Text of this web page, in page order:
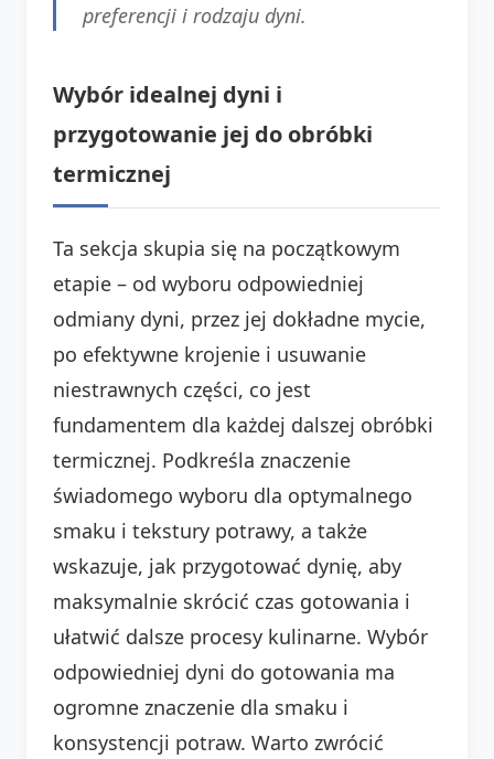
preferencji i rodzaju dyni.
Wybór idealnej dyni i
przygotowanie jej do obróbki
termicznej
Ta sekcja skupia się na początkowym
etapie – od wyboru odpowiedniej
odmiany dyni, przez jej dokładne mycie,
po efektywne krojenie i usuwanie
niestrawnych części, co jest
fundamentem dla każdej dalszej obróbki
termicznej. Podkreśla znaczenie
świadomego wyboru dla optymalnego
smaku i tekstury potrawy, a także
wskazuje, jak przygotować dynię, aby
maksymalnie skrócić czas gotowania i
ułatwić dalsze procesy kulinarne. Wybór
odpowiedniej dyni do gotowania ma
ogromne znaczenie dla smaku i
konsystencji potraw. Warto zwrócić